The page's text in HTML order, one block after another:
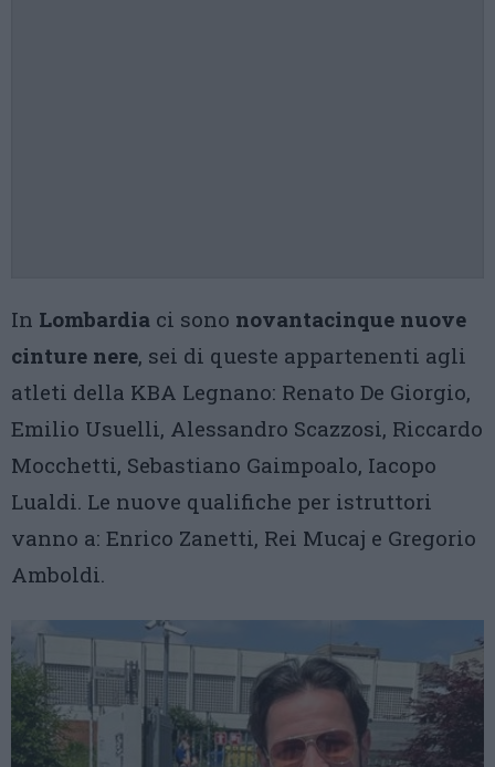
In Lombardia ci sono novantacinque nuove
cinture nere, sei di queste appartenenti agli
atleti della KBA Legnano: Renato De Giorgio,
Emilio Usuelli, Alessandro Scazzosi, Riccardo
Mocchetti, Sebastiano Gaimpoalo, Iacopo
Lualdi. Le nuove qualifiche per istruttori
vanno a: Enrico Zanetti, Rei Mucaj e Gregorio
Amboldi.